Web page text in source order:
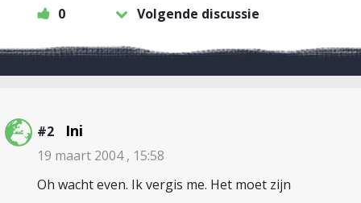
0 Volgende discussie
#2 Ini
19 maart 2004 , 15:58
Oh wacht even. Ik vergis me. Het moet zijn